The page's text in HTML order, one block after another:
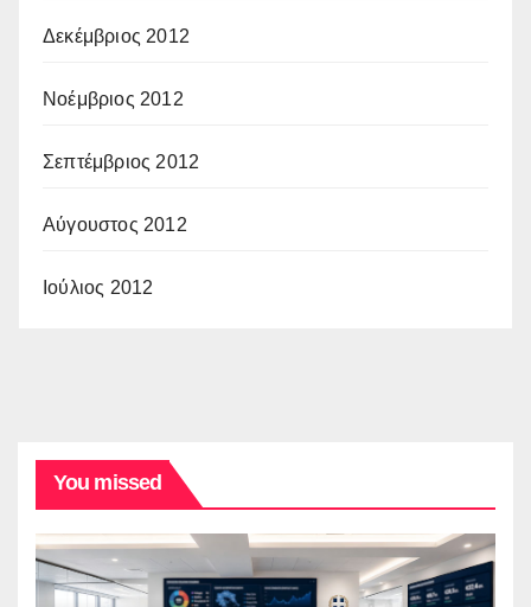
Δεκέμβριος 2012
Νοέμβριος 2012
Σεπτέμβριος 2012
Αύγουστος 2012
Ιούλιος 2012
You missed